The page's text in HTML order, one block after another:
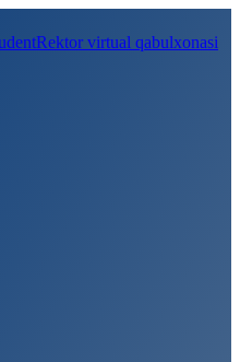
Rektor virtual qabulxonasi